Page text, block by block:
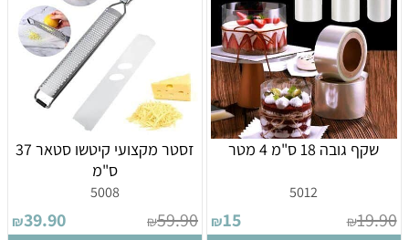
שקף גובה 18 ס"מ 4 מטר
5012
₪19.90
₪15
זסטר מקצועי קיטשו סטאר 37
ס"מ
5008
₪59.90
₪39.90